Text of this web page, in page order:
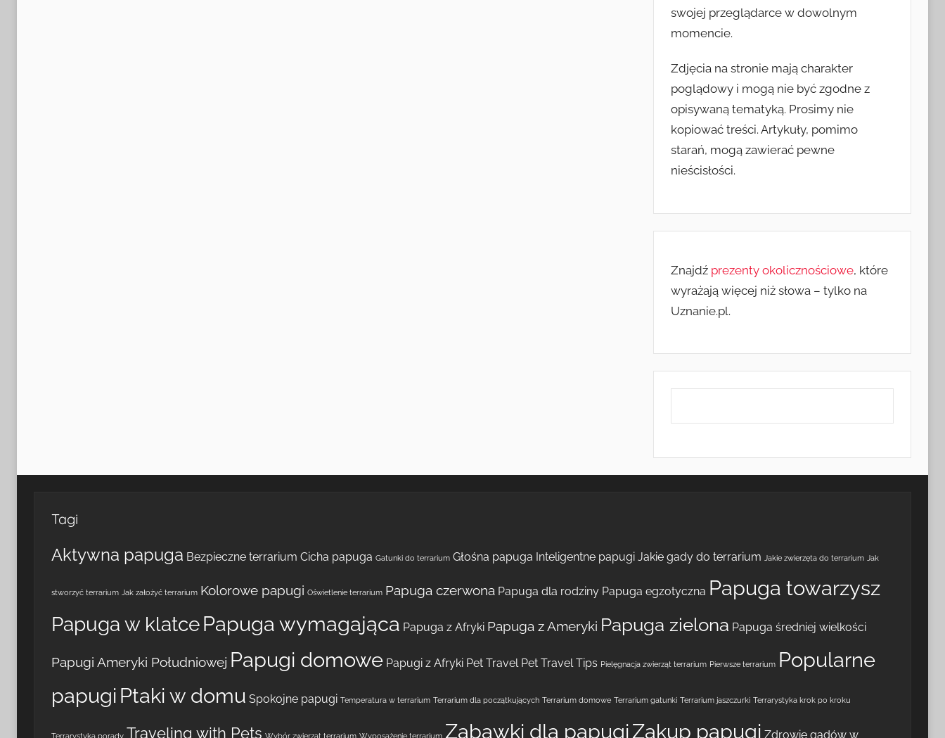
swojej przeglądarce w dowolnym
momencie.
Zdjęcia na stronie mają charakter
poglądowy i mogą nie być zgodne z
opisywaną tematyką. Prosimy nie
kopiować treści. Artykuły, pomimo
starań, mogą zawierać pewne
nieścisłości.
Znajdź prezenty okolicznościowe, które
wyrażają więcej niż słowa – tylko na
Uznanie.pl.
Tagi
Aktywna papuga Bezpieczne terrarium Cicha papuga Gatunki do terrarium Głośna papuga Inteligentne papugi Jakie gady do terrarium Jakie zwierzęta do terrarium Jak
stworzyć terrarium Jak założyć terrarium Kolorowe papugi Oświetlenie terrarium Papuga czerwona Papuga dla rodziny Papuga egzotyczna Papuga towarzysz
Papuga w klatcePapuga wymagająca Papuga z Afryki Papuga z Ameryki Papuga zielona Papuga średniej wielkości
Papugi Ameryki Południowej Papugi domowe Papugi z Afryki Pet Travel Pet Travel Tips Pielęgnacja zwierząt terrarium Pierwsze terrarium Popularne
papugi Ptaki w domu Spokojne papugi Temperatura w terrarium Terrarium dla początkujących Terrarium domowe Terrarium gatunki Terrarium jaszczurki Terrarystyka krok po kroku
Terrarystyka porady Traveling with Pets Wybór zwierząt terrarium Wyposażenie terrarium Zabawki dla papugiZakup papugi Zdrowie gadów w